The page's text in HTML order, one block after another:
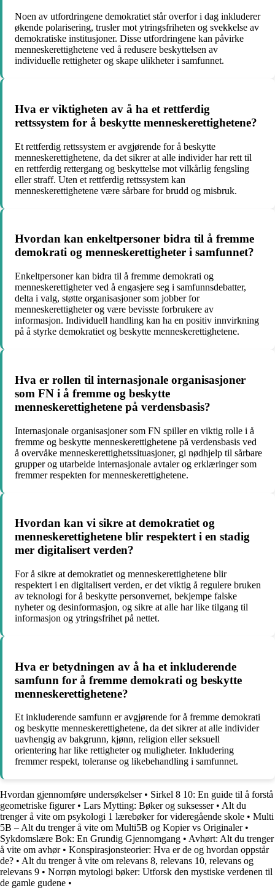
Noen av utfordringene demokratiet står overfor i dag inkluderer
økende polarisering, trusler mot ytringsfriheten og svekkelse av
demokratiske institusjoner. Disse utfordringene kan påvirke
menneskerettighetene ved å redusere beskyttelsen av
individuelle rettigheter og skape ulikheter i samfunnet.
Hva er viktigheten av å ha et rettferdig
rettssystem for å beskytte menneskerettighetene?
Et rettferdig rettssystem er avgjørende for å beskytte
menneskerettighetene, da det sikrer at alle individer har rett til
en rettferdig rettergang og beskyttelse mot vilkårlig fengsling
eller straff. Uten et rettferdig rettssystem kan
menneskerettighetene være sårbare for brudd og misbruk.
Hvordan kan enkeltpersoner bidra til å fremme
demokrati og menneskerettigheter i samfunnet?
Enkeltpersoner kan bidra til å fremme demokrati og
menneskerettigheter ved å engasjere seg i samfunnsdebatter,
delta i valg, støtte organisasjoner som jobber for
menneskerettigheter og være bevisste forbrukere av
informasjon. Individuell handling kan ha en positiv innvirkning
på å styrke demokratiet og beskytte menneskerettighetene.
Hva er rollen til internasjonale organisasjoner
som FN i å fremme og beskytte
menneskerettighetene på verdensbasis?
Internasjonale organisasjoner som FN spiller en viktig rolle i å
fremme og beskytte menneskerettighetene på verdensbasis ved
å overvåke menneskerettighetssituasjoner, gi nødhjelp til sårbare
grupper og utarbeide internasjonale avtaler og erklæringer som
fremmer respekten for menneskerettighetene.
Hvordan kan vi sikre at demokratiet og
menneskerettighetene blir respektert i en stadig
mer digitalisert verden?
For å sikre at demokratiet og menneskerettighetene blir
respektert i en digitalisert verden, er det viktig å regulere bruken
av teknologi for å beskytte personvernet, bekjempe falske
nyheter og desinformasjon, og sikre at alle har like tilgang til
informasjon og ytringsfrihet på nettet.
Hva er betydningen av å ha et inkluderende
samfunn for å fremme demokrati og beskytte
menneskerettighetene?
Et inkluderende samfunn er avgjørende for å fremme demokrati
og beskytte menneskerettighetene, da det sikrer at alle individer
uavhengig av bakgrunn, kjønn, religion eller seksuell
orientering har like rettigheter og muligheter. Inkludering
fremmer respekt, toleranse og likebehandling i samfunnet.
Hvordan gjennomføre undersøkelser• Sirkel 8 10: En guide til å forstå
geometriske figurer• Lars Mytting: Bøker og suksesser• Alt du
trenger å vite om psykologi 1 lærebøker for videregående skole • Multi
5B – Alt du trenger å vite om Multi5B og Kopier vs Originaler•
Sykdomslære Bok: En Grundig Gjennomgang • Avhørt: Alt du trenger
å vite om avhør• Konspirasjonsteorier: Hva er de og hvordan oppstår
de? • Alt du trenger å vite om relevans 8, relevans 10, relevans og
relevans 9 • Norrøn mytologi bøker: Utforsk den mystiske verdenen til
de gamle gudene •